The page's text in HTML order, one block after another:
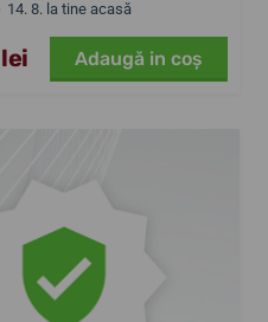
14. 8. la tine acasă
Adaugă in coş